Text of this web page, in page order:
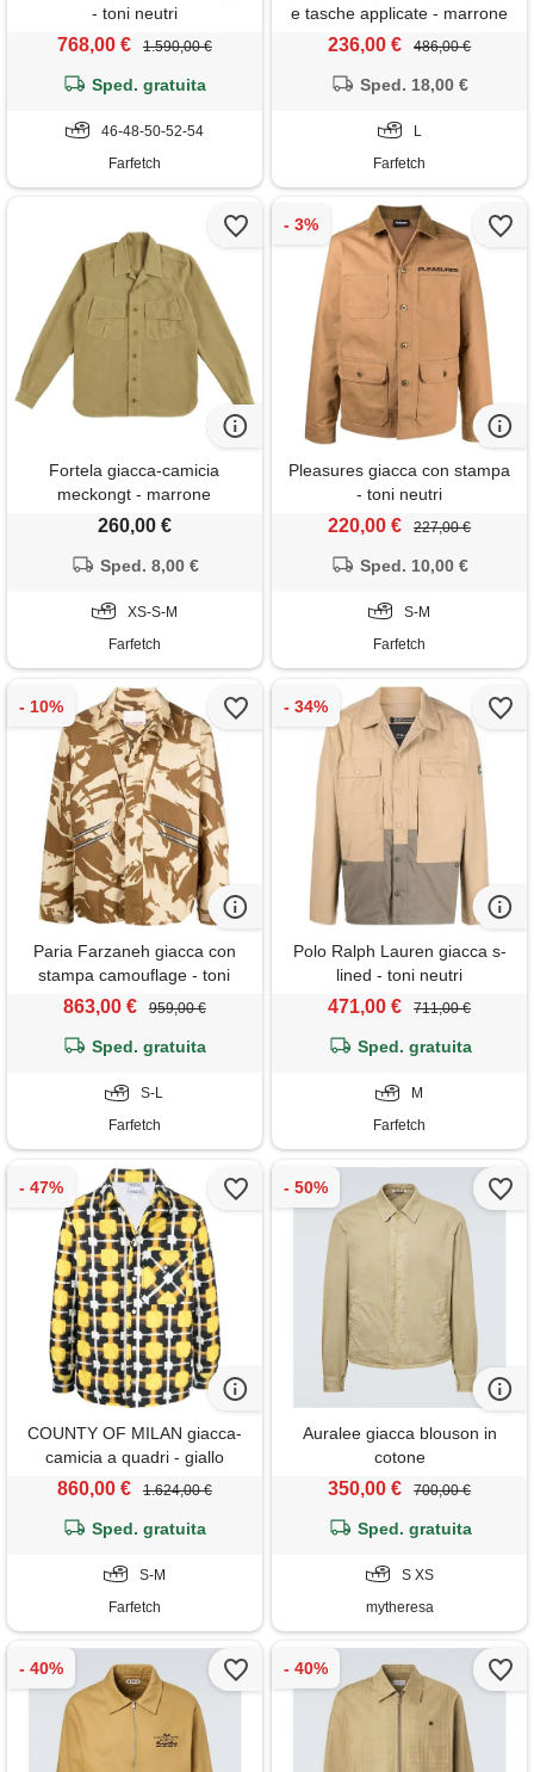
- toni neutri
768,00 € 1.590,00 €
Sped. gratuita
46-48-50-52-54
Farfetch
e tasche applicate - marrone
236,00 € 486,00 €
Sped. 18,00 €
L
Farfetch
Fortela giacca-camicia
meckongt - marrone
260,00 €
Sped. 8,00 €
XS-S-M
Farfetch
Pleasures giacca con stampa
- toni neutri
220,00 € 227,00 €
Sped. 10,00 €
S-M
Farfetch
Paria Farzaneh giacca con
stampa camouflage - toni
neutri
863,00 € 959,00 €
Sped. gratuita
S-L
Farfetch
Polo Ralph Lauren giacca s-
lined - toni neutri
471,00 € 711,00 €
Sped. gratuita
M
Farfetch
COUNTY OF MILAN giacca-
camicia a quadri - giallo
860,00 € 1.624,00 €
Sped. gratuita
S-M
Farfetch
Auralee giacca blouson in
cotone
350,00 € 700,00 €
Sped. gratuita
S XS
mytheresa